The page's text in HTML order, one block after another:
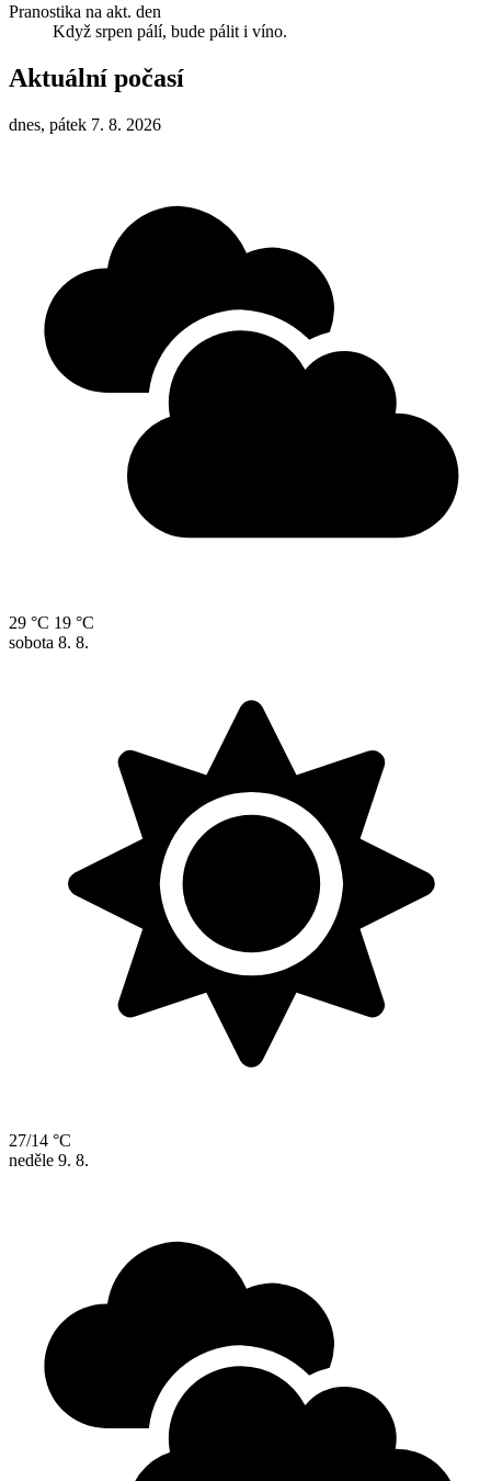
Pranostika na akt. den
Když srpen pálí, bude pálit i víno.
Aktuální počasí
dnes, pátek 7. 8. 2026
29 °C 19 °C
sobota 8. 8.
27/14 °C
neděle 9. 8.